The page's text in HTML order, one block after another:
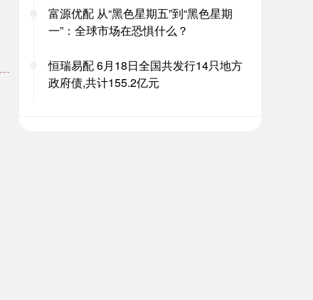
富源优配 从“黑色星期五”到“黑色星期
一”：全球市场在恐惧什么？
恒瑞易配 6月18日全国共发行14只地方
政府债,共计155.2亿元